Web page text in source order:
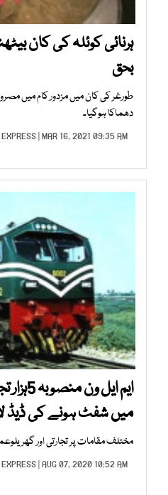
بحق
طورغر کی کان میں مزدور کام میں
دھماکا ہوگیا۔
| MAR 16, 2021 09:35 AM |
میں شفٹ ہونے کی ڈیڈ
مختلف مقامات پر تجارتی اور
| AUG 07, 2020 10:52 AM |